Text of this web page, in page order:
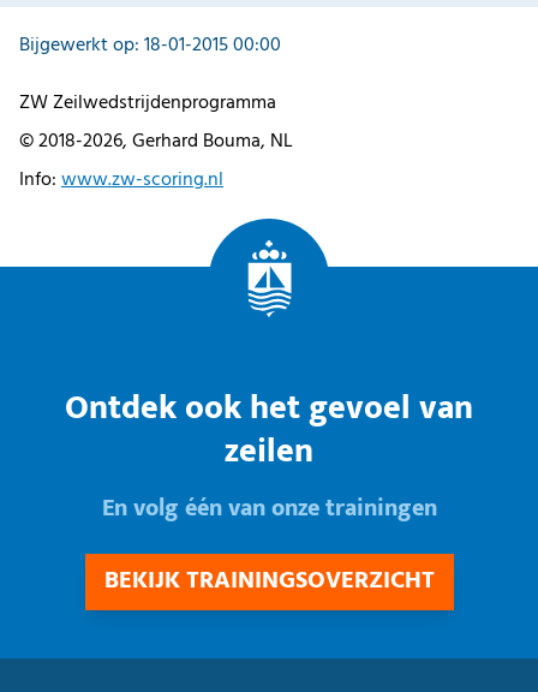
Bijgewerkt op: 18-01-2015 00:00
ZW Zeilwedstrijdenprogramma
© 2018-2026, Gerhard Bouma, NL
Info:www.zw-scoring.nl
Ontdek ook het gevoel van
zeilen
En volg één van onze trainingen
BEKIJK TRAININGSOVERZICHT